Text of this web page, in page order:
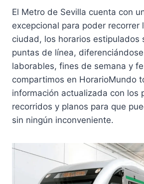
El Metro de Sevilla cuenta con
excepcional para poder recorrer
ciudad, los horarios estipulados
puntas de línea,
laborables, fines de semana y
compartimos en HorarioMundo
información actualizada con los
recorridos y planos para que
sin ningún inconveniente.